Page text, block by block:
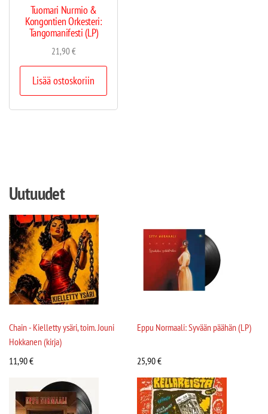
Tuomari Nurmio &
Kongontien Orkesteri:
Tangomanifesti (LP)
21,90€
Lisää ostoskoriin
Uutuudet
Chain - Kielletty ysäri, toim. Jouni
Hokkanen (kirja)
11,90€
Eppu Normaali: Syvään päähän (LP)
25,90€